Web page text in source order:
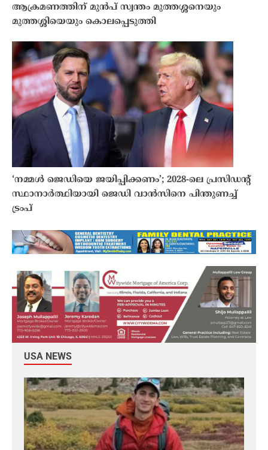
ആക്രമണത്തിന് മുൻപ് സ്വന്തം മുത്തശ്ശനെയും
മുത്തശ്ശിയെയും കൊലപ്പെടുത്തി
‘നമ്മൾ ജെഡിയെ ജയിപ്പിക്കണം’; 2028-ലെ പ്രസിഡൻ്റ്
സ്ഥാനാർത്ഥിയായി ജെഡി വാൻസിനെ പിന്തുണച്ച്
ട്രംപ്
USA NEWS